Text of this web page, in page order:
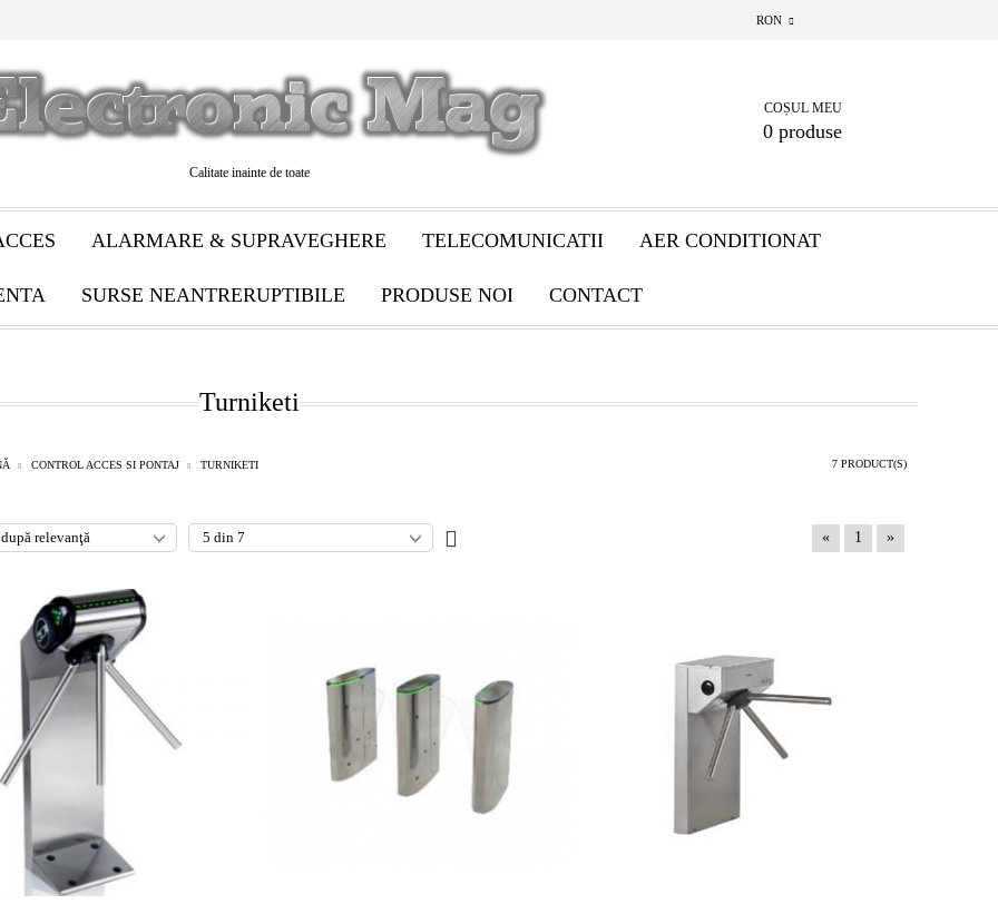
RON
Calitate inainte de toate
COȘUL MEU
0 produse
ALARMARE & SUPRAVEGHERE TELECOMUNICATII AER CONDITIONAT
SURSE NEANTRERUPTIBILE PRODUSE NOI CONTACT
CONTROL ACCES SI PONTAJ TURNIKETI 7 PRODUCT(S)
Turniketi
« 1 »